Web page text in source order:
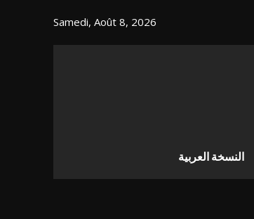
Samedi, Août 8, 2026
النسخة العربية